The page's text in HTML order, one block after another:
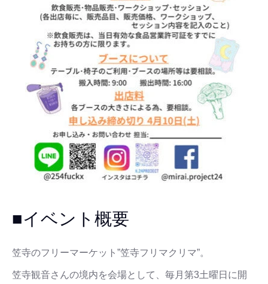
■イベント概要
笠寺のフリーマーケット”笠寺フリマクリマ”。
笠寺観音さんの境内を会場として、毎月第3土曜日に開